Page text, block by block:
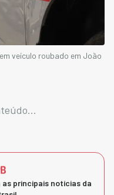
veículo roubado em João
as principais notícias da